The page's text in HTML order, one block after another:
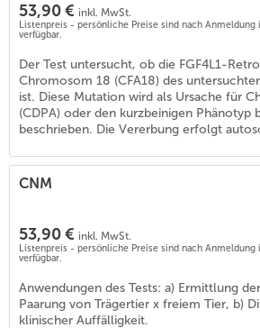
53,90 € inkl. MwSt.
Listenpreis - persönliche Preise sind nach
verfügbar.
Der Test untersucht, ob die FGF4L1-
Chromosom 18 (CFA18) des
ist. Diese Mutation wird als Ursache für
(CDPA) oder den kurzbeinigen Phänotyp
beschrieben. Die Vererbung erfolgt
CNM
53,90 € inkl. MwSt.
Listenpreis - persönliche Preise sind nach
verfügbar.
Anwendungen des Tests: a) Ermittlung
Paarung von Trägertier x freiem Tier, b)
klinischer Auffälligkeit.